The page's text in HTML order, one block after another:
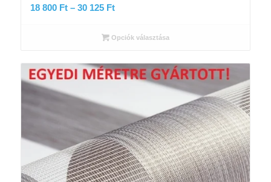
18 800 Ft – 30 125 FtÁrtartomány:
800 Ft
30
125 Ft
Opciók választása